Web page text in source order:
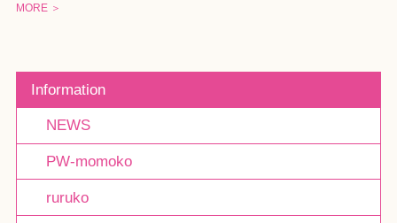
MORE ＞
Information
NEWS
PW-momoko
ruruko